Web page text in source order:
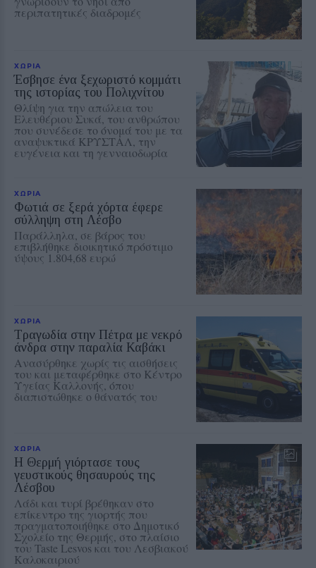
περιπατητικές διαδρομές
ΧΩΡΙΑ
Έσβησε ένα ξεχωριστό κομμάτι
της ιστορίας του Πολιχνίτου
Θλίψη για την απώλεια του
Ελευθέριου Συκά, του ανθρώπου
που συνέδεσε το όνομά του με τα
αναψυκτικά ΚΡΥΣΤΑΛ, την
ευγένεια και τη γενναιοδωρία
ΧΩΡΙΑ
Φωτιά σε ξερά χόρτα έφερε
σύλληψη στη Λέσβο
Παράλληλα, σε βάρος του
επιβλήθηκε διοικητικό πρόστιμο
ύψους 1.804,68 ευρώ
ΧΩΡΙΑ
Τραγωδία στην Πέτρα με νεκρό
άνδρα στην παραλία Καβάκι
Ανασύρθηκε χωρίς τις αισθήσεις
του και μεταφέρθηκε στο Κέντρο
Υγείας Καλλονής, όπου
διαπιστώθηκε ο θάνατός του
ΧΩΡΙΑ
Η Θερμή γιόρτασε τους
γευστικούς θησαυρούς της
Λέσβου
Λάδι και τυρί βρέθηκαν στο
επίκεντρο της γιορτής που
πραγματοποιήθηκε στο Δημοτικό
Σχολείο της Θερμής, στο πλαίσιο
του Taste Lesvos και του Λεσβιακού
Καλοκαιριού